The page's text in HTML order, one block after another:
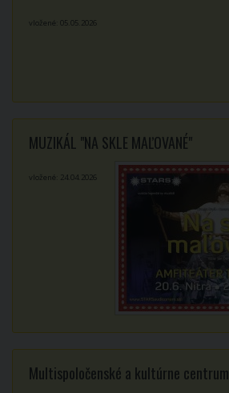
vložené: 05.05.2026
MUZIKÁL "NA SKLE MAĽOVANÉ"
vložené: 24.04.2026
Multispoločenské a kultúrne centrum